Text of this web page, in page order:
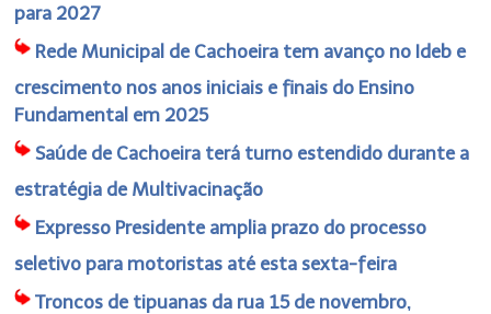
para 2027
Rede Municipal de Cachoeira tem avanço no Ideb e
crescimento nos anos iniciais e finais do Ensino
Fundamental em 2025
Saúde de Cachoeira terá turno estendido durante a
estratégia de Multivacinação
Expresso Presidente amplia prazo do processo
seletivo para motoristas até esta sexta-feira
Troncos de tipuanas da rua 15 de novembro,